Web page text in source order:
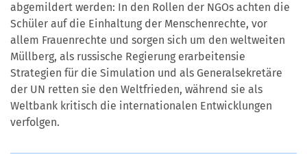
abgemildert werden: In den Rollen der NGOs achten die
Schüler auf die Einhaltung der Menschenrechte, vor
allem Frauenrechte und sorgen sich um den weltweiten
Müllberg, als russische Regierung erarbeitensie
Strategien für die Simulation und als Generalsekretäre
der UN retten sie den Weltfrieden, während sie als
Weltbank kritisch die internationalen Entwicklungen
verfolgen.